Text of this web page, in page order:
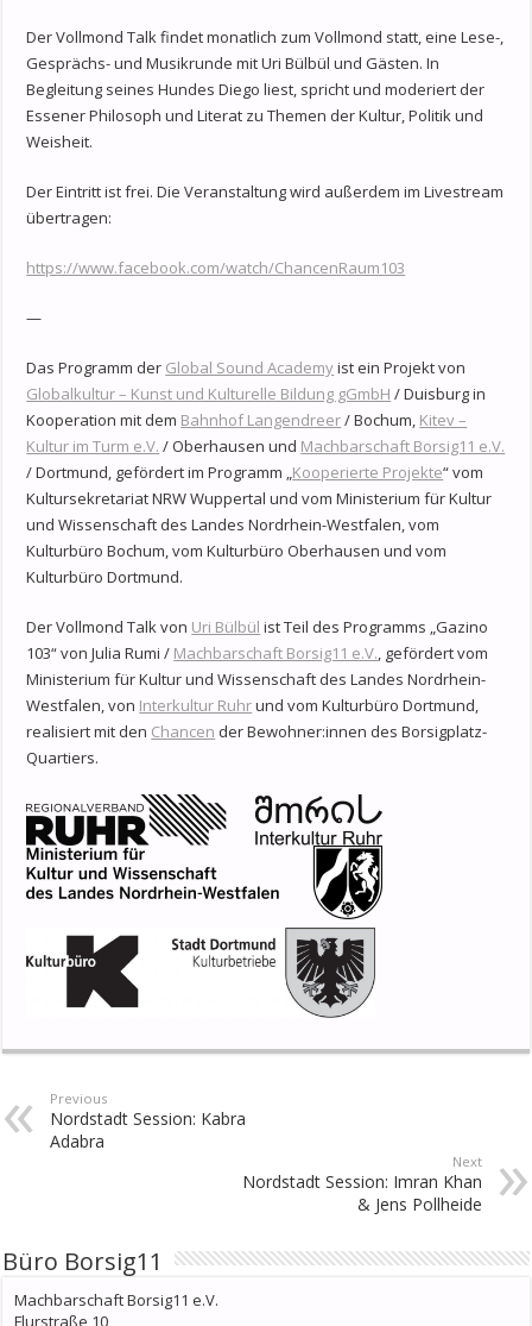
Der Vollmond Talk findet monatlich zum Vollmond statt, eine Lese-,
Gesprächs- und Musikrunde mit Uri Bülbül und Gästen. In
Begleitung seines Hundes Diego liest, spricht und moderiert der
Essener Philosoph und Literat zu Themen der Kultur, Politik und
Weisheit.
Der Eintritt ist frei. Die Veranstaltung wird außerdem im Livestream
übertragen:
https://www.facebook.com/watch/ChancenRaum103
—
Das Programm der Global Sound Academyist ein Projekt von
Globalkultur – Kunst und Kulturelle Bildung gGmbH / Duisburg in
Kooperation mit dem Bahnhof Langendreer/ Bochum, Kitev –
Kultur im Turm e.V. / Oberhausen und Machbarschaft Borsig11 e.V.
/ Dortmund, gefördert im Programm „Kooperierte Projekte“ vom
Kultursekretariat NRW Wuppertal und vom Ministerium für Kultur
und Wissenschaft des Landes Nordrhein-Westfalen, vom
Kulturbüro Bochum, vom Kulturbüro Oberhausen und vom
Kulturbüro Dortmund.
Der Vollmond Talk von Uri Bülbül ist Teil des Programms „Gazino
103“ von Julia Rumi / Machbarschaft Borsig11 e.V., gefördert vom
Ministerium für Kultur und Wissenschaft des Landes Nordrhein-
Westfalen, von Interkultur Ruhrund vom Kulturbüro Dortmund,
realisiert mit den Chancen der Bewohner:innen des Borsigplatz-
Quartiers.
Previous
Nordstadt Session: Kabra
Adabra
Next
Nordstadt Session: Imran Khan
& Jens Pollheide
Büro Borsig11
Machbarschaft Borsig11 e.V.
Flurstraße 10